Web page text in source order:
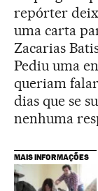
repórter
uma carta
Zacarias
Pediu uma
queriam
dias que se
nenhuma
MAIS INFORMAÇÕES